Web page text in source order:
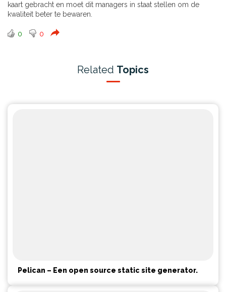
kaart gebracht en moet dit managers in staat stellen om de
kwaliteit beter te bewaren.
0 0
Related Topics
Pelican – Een open source static site generator.